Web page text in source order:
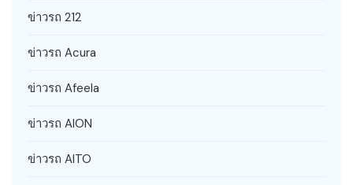
ข่าวรถ 212
ข่าวรถ Acura
ข่าวรถ Afeela
ข่าวรถ AION
ข่าวรถ AITO